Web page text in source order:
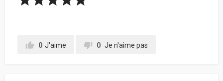
0 J'aime 0 Je n'aime pas